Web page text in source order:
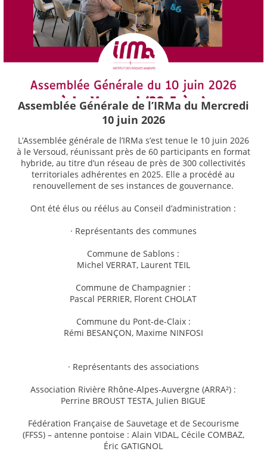
Assemblée Générale de l’IRMa du Mercredi
10 juin 2026
L’Assemblée générale de l’IRMa s’est tenue le 10 juin 2026
à le Versoud, réunissant près de 60 participants en format
hybride, au titre d’un réseau de près de 300 collectivités
territoriales adhérentes en 2025. Elle a procédé au
renouvellement de ses instances de gouvernance.
Ont été élus ou réélus au Conseil d’administration :
· Représentants des communes
Commune de Sablons :
Michel VERRAT, Laurent TEIL
Commune de Champagnier :
Pascal PERRIER, Florent CHOLAT
Commune du Pont-de-Claix :
Rémi BESANÇON, Maxime NINFOSI
· Représentants des associations
Association Rivière Rhône-Alpes-Auvergne (ARRA²) :
Perrine BROUST TESTA, Julien BIGUE
Fédération Française de Sauvetage et de Secourisme
(FFSS) – antenne pontoise : Alain VIDAL, Cécile COMBAZ,
Éric GATIGNOL